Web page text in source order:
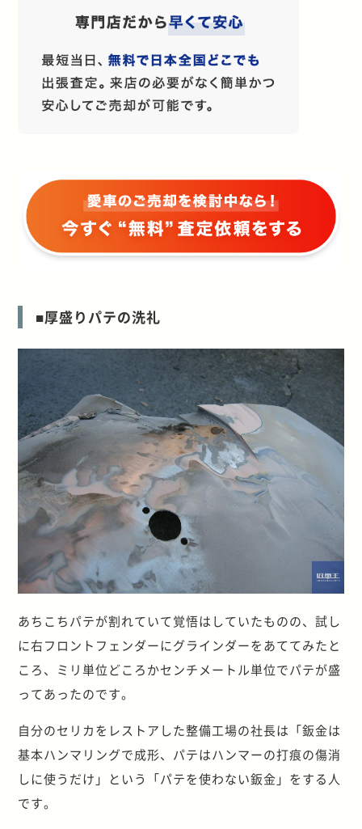
■厚盛りパテの洗礼
あちこちパテが割れていて覚悟はしていたものの、試し
に右フロントフェンダーにグラインダーをあててみたと
ころ、ミリ単位どころかセンチメートル単位でパテが盛
ってあったのです。
自分のセリカをレストアした整備工場の社長は「鈑金は
基本ハンマリングで成形、パテはハンマーの打痕の傷消
しに使うだけ」という「パテを使わない鈑金」をする人
です。